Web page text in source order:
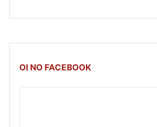
OI NO FACEBOOK